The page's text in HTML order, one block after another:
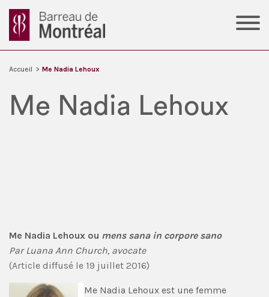
Accueil > Me Nadia Lehoux
Me Nadia Lehoux
Me Nadia Lehoux ou mens sana in corpore sano
Par Luana Ann Church, avocate
(Article diffusé le 19 juillet 2016)
Me Nadia Lehoux est une femme